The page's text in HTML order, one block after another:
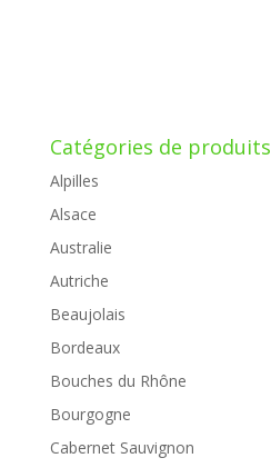
Catégories de produits
Alpilles
Alsace
Australie
Autriche
Beaujolais
Bordeaux
Bouches du Rhône
Bourgogne
Cabernet Sauvignon